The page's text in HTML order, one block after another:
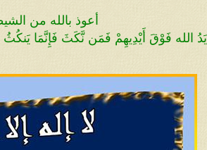
الواضحات البيِّنات
زيغٌ عن
بدعةً والبدعة سُنَّةً؛ أي
الحقّ ثم يُضلّوا أمّتهم حتى
ويتخذونه مهجوراً وإن
وهو التدبر في كلمات
بينهم بالدين، وأصبح
أعوذ بالله من
يَدُ الله فَوْقَ أَيْدِيهِمْ فَمَن نَّكَثَ فَإِنَّمَا